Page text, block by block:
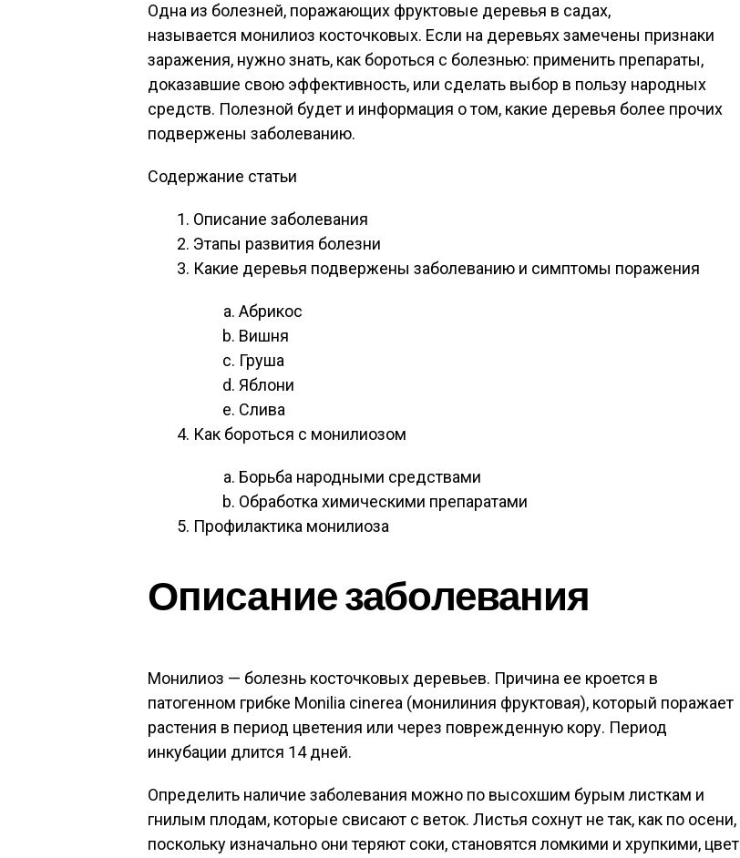
Одна из болезней, поражающих фруктовые деревья в садах,
называется монилиоз косточковых. Если на деревьях замечены признаки
заражения, нужно знать, как бороться с болезнью: применить препараты,
доказавшие свою эффективность, или сделать выбор в пользу народных
средств. Полезной будет и информация о том, какие деревья более прочих
подвержены заболеванию.
Содержание статьи
Описание заболевания
Этапы развития болезни
Какие деревья подвержены заболеванию и симптомы поражения
Абрикос
Вишня
Груша
Яблони
Слива
Как бороться с монилиозом
Борьба народными средствами
Обработка химическими препаратами
Профилактика монилиоза
Описание заболевания
Монилиоз — болезнь косточковых деревьев. Причина ее кроется в
патогенном грибке Monilia cinerea (монилиния фруктовая), который поражает
растения в период цветения или через поврежденную кору. Период
инкубации длится 14 дней.
Определить наличие заболевания можно по высохшим бурым листкам и
гнилым плодам, которые свисают с веток. Листья сохнут не так, как по осени,
поскольку изначально они теряют соки, становятся ломкими и хрупкими, цвет